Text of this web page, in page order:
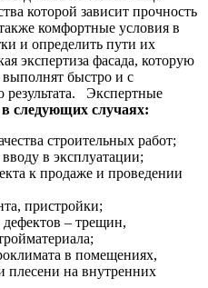
которой зависит прочность
комфортные условия в
и определить пути их
экспертиза фасада, которую
быстро и с
результата. Экспертные
в следующих случаях:
строительных работ;
в эксплуатации;
к продаже и проведении
пристройки;
– трещин,
в помещениях,
плесени на внутренних